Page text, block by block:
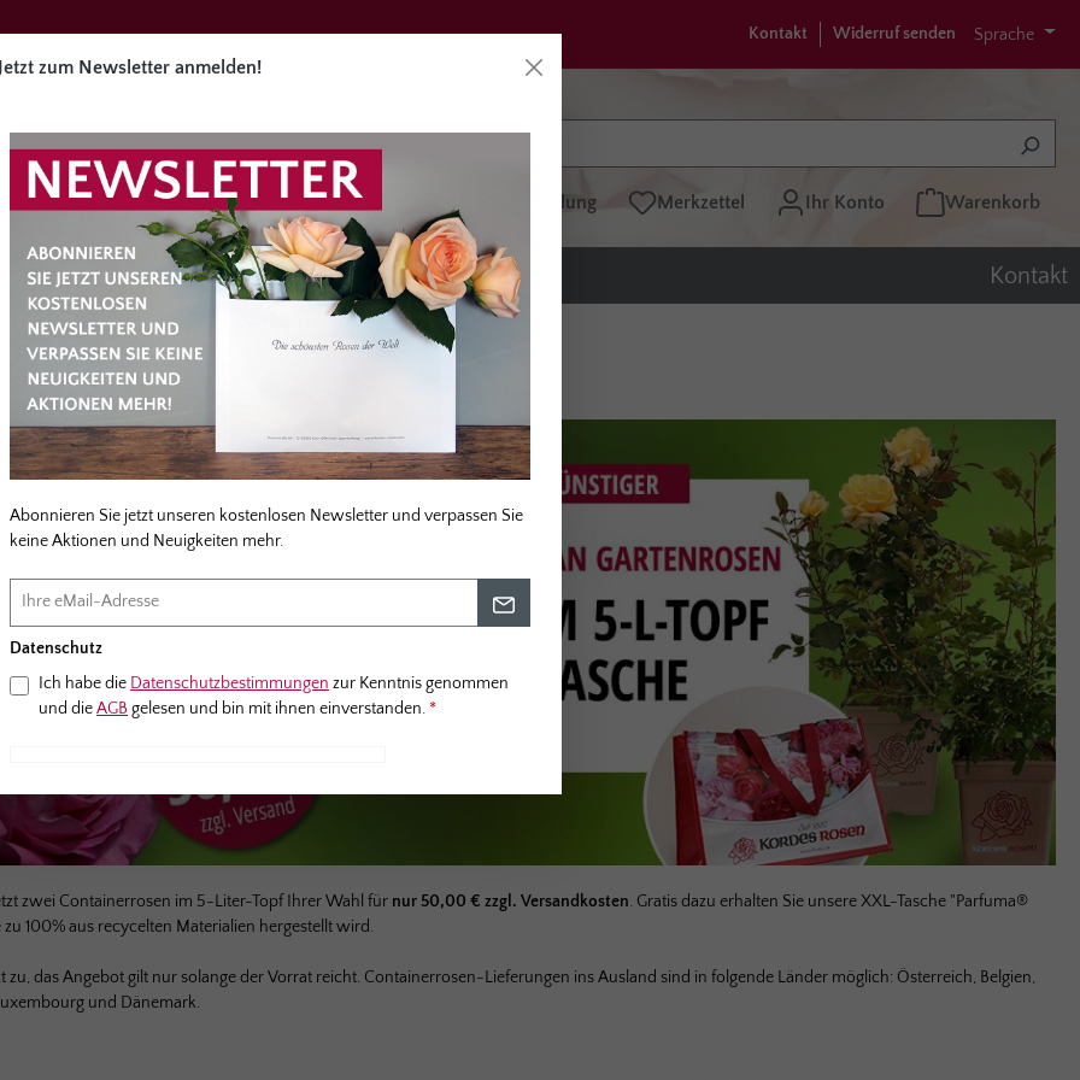
Kontakt Widerruf senden Sprache
Direktbestellung Merkzettel Ihr Konto Warenkorb
Angebote Zubehör Service Kontakt
zwei Containerrosen im 5-Liter-Topf Ihrer Wahl für nur 50,00 € zzgl. Versandkosten. Gratis dazu erhalten Sie unsere XXL-Tasche "Parfuma®
zu 100% aus recycelten Materialien hergestellt wird.
zu, das Angebot gilt nur solange der Vorrat reicht. Containerrosen-Lieferungen ins Ausland sind in folgende Länder möglich: Österreich, Belgien,
und Dänemark.
Jetzt zum Newsletter anmelden!
Abonnieren Sie jetzt unseren kostenlosen Newsletter und verpassen Sie
keine Aktionen und Neuigkeiten mehr.
Datenschutz
Ich habe die Datenschutzbestimmungen zur Kenntnis genommen
und dieAGB gelesen und bin mit ihnen einverstanden. *